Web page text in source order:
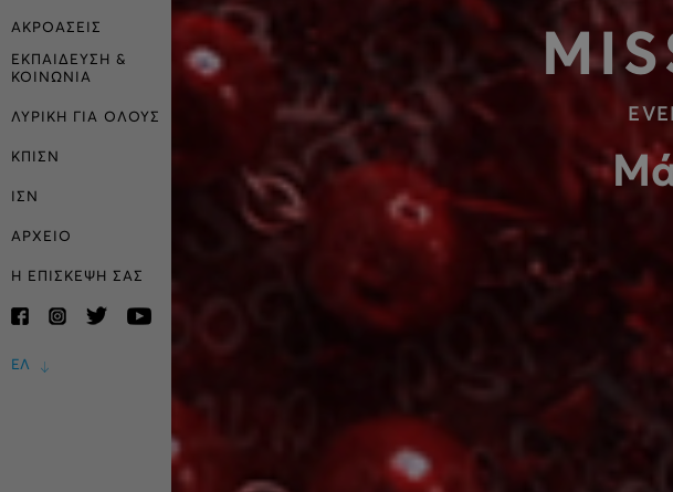
ΑΚΡΟΑΣΕΙΣ
ΕΚΠΑΙΔΕΥΣΗ &
ΚΟΙΝΩΝΙΑ
ΛΥΡΙΚΗ ΓΙΑ ΟΛΟΥΣ
ΚΠΙΣΝ
ΙΣΝ
ΑΡΧΕΙΟ
Η ΕΠΙΣΚΕΨΗ ΣΑΣ
ΕΛ